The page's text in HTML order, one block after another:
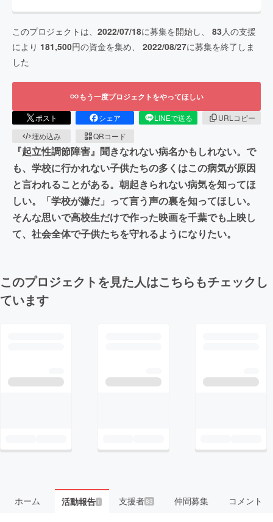
このプロジェクトは、 2022/07/18に募集を開始し、 83 人の支援
により 181,500円の資金を集め、 2022/08/27に募集を終了しま
した
もう一度プロジェクトをやってほしい
ポスト シェア LINEで送る
URLコピー
埋め込み
QRコード
『起立性調節障害』聞きなれない病名かもしれない。で
も、学校に行かれない子供たちの多くはこの病気が原因
と言われることがある。朝起きられない病気を知ってほ
しい。「学校が嫌だ」って言う声の裏を知ってほしい。
そんな思いで高校生だけで作った映画を千葉でも上映し
て、社会全体で子供たちを守れるようになりたい。
このプロジェクトを見た人はこちらもチェックし
ています
ホーム 活動報告1 支援者83 仲間募集 コメント